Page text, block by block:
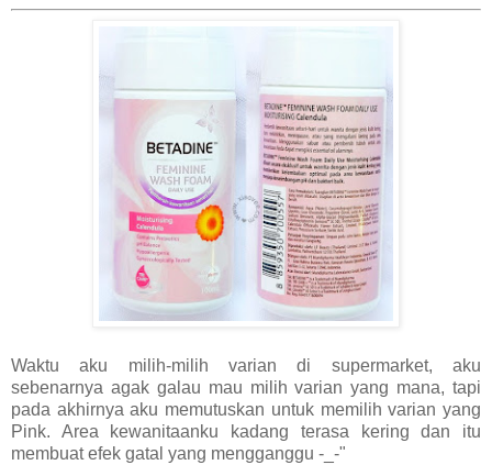
Waktu aku milih-milih varian di supermarket, aku
sebenarnya agak galau mau milih varian yang mana, tapi
pada akhirnya aku memutuskan untuk memilih varian yang
Pink. Area kewanitaanku kadang terasa kering dan itu
membuat efek gatal yang mengganggu -_-"